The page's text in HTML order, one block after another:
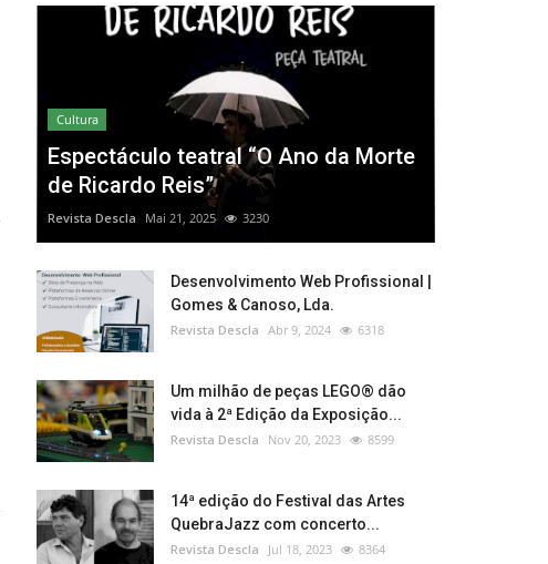
Cultura
Espectáculo teatral “O Ano da Morte
de Ricardo Reis”
Revista Descla Mai 21, 2025 3230
Desenvolvimento Web Profissional |
Gomes & Canoso, Lda.
Revista Descla Abr 9, 2024 6318
Um milhão de peças LEGO® dão
vida à 2ª Edição da Exposição...
Revista Descla Nov 20, 2023 8599
14ª edição do Festival das Artes
QuebraJazz com concerto...
Revista Descla Jul 18, 2023 8364